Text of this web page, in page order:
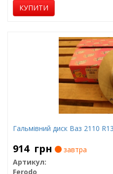
КУПИТИ
Гальмівний диск Ваз 2110 R13
914 грн
завтра
Артикул:
Ferodo